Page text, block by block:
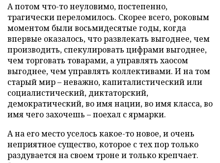
А потом что-то неуловимо, постепенно,
трагически переломилось. Скорее всего, роковым
моментом были восьмидесятые годы, когда
впервые оказалось, что развлекать выгоднее, чем
производить, спекулировать цифрами выгоднее,
чем торговать товарами, а управлять хаосом
выгоднее, чем управлять коллективами. И на том
старый мир – неважно, капиталистический или
социалистический, диктаторский,
демократический, во имя нации, во имя класса, во
имя чего захочешь – поехал с ярмарки.
А на его место уселось какое-то новое, и очень
неприятное существо, которое с тех пор только
раздувается на своем троне и только крепчает.